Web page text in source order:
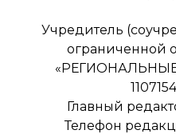
Учредитель
ограниченной
Главный
Телефон